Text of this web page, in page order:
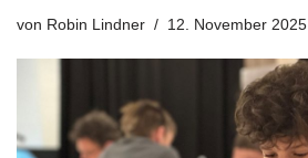
von Robin Lindner 12. November 2025